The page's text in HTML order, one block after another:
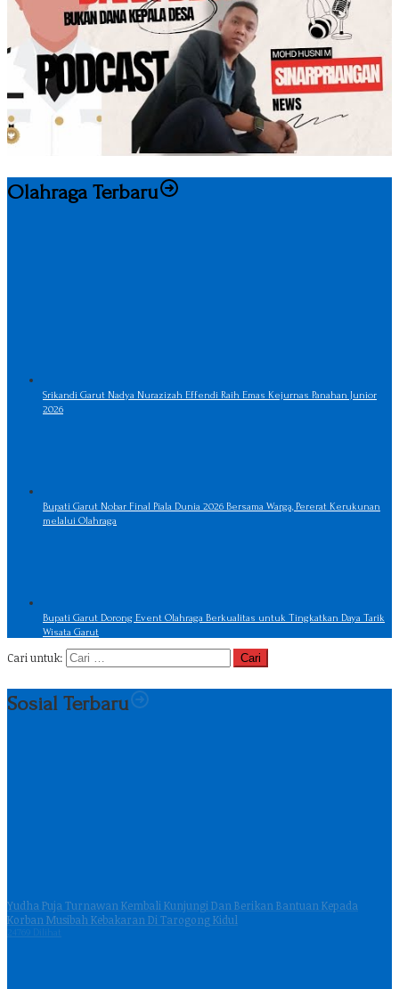
Olahraga Terbaru
Srikandi Garut Nadya Nurazizah Effendi Raih Emas Kejurnas Panahan Junior
2026
Bupati Garut Nobar Final Piala Dunia 2026 Bersama Warga, Pererat Kerukunan
melalui Olahraga
Bupati Garut Dorong Event Olahraga Berkualitas untuk Tingkatkan Daya Tarik
Wisata Garut
Cari untuk:
Sosial Terbaru
Yudha Puja Turnawan Kembali Kunjungi Dan Berikan Bantuan Kepada
Korban Musibah Kebakaran Di Tarogong Kidul
24769 Dilihat